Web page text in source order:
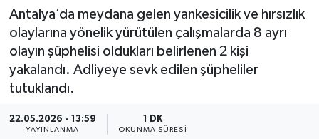
Antalya’da meydana gelen yankesicilik ve hırsızlık
olaylarına yönelik yürütülen çalışmalarda 8 ayrı
olayın şüphelisi oldukları belirlenen 2 kişi
yakalandı. Adliyeye sevk edilen şüpheliler
tutuklandı.
22.05.2026 - 13:59
YAYINLANMA
1 DK
OKUNMA SÜRESI
Magazin
Ekonomi
Tüm Manşetler
Son Dakika Haberleri